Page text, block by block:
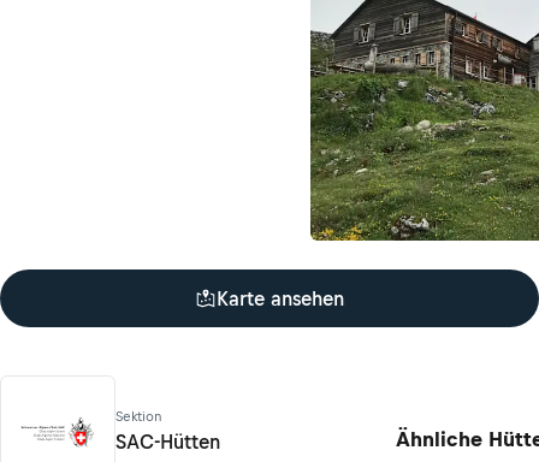
Karte ansehen
Sektion
SAC-Hütten Ähnliche